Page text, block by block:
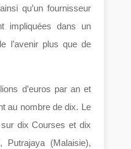
qu’un fournisseur
impliquées dans un
l’avenir plus que de
d’euros par an et
au nombre de dix. Le
dix Courses et dix
Putrajaya (Malaisie),